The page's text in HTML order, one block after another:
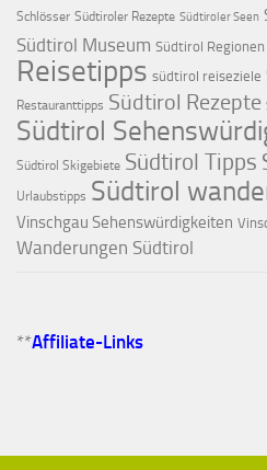
Schlösser Südtiroler Rezepte Südtiroler Seen
Südtirol Museum Südtirol Regionen
Reisetipps südtirol reiseziele
Restauranttipps Südtirol Rezepte
Südtirol
Südtirol Skigebiete Südtirol Tipps
Urlaubstipps Südtirol
Vinschgau Sehenswürdigkeiten
Wanderungen Südtirol
**Affiliate-Links